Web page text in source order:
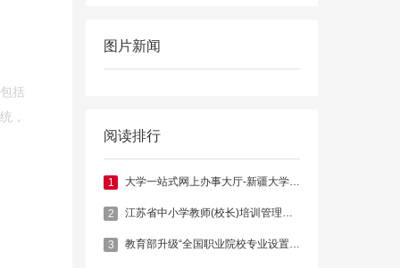
图片新闻
阅读排行
1 大学一站式网上办事大厅-新疆大学官网
2 江苏省中小学教师(校长)培训管理系统
3 教育部升级“全国职业院校专业设置管理与公共信息服务平台”
括
，